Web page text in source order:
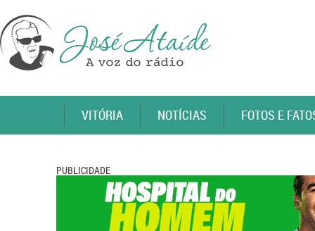
VITÓRIA NOTÍCIAS FOTOS E
PUBLICIDADE